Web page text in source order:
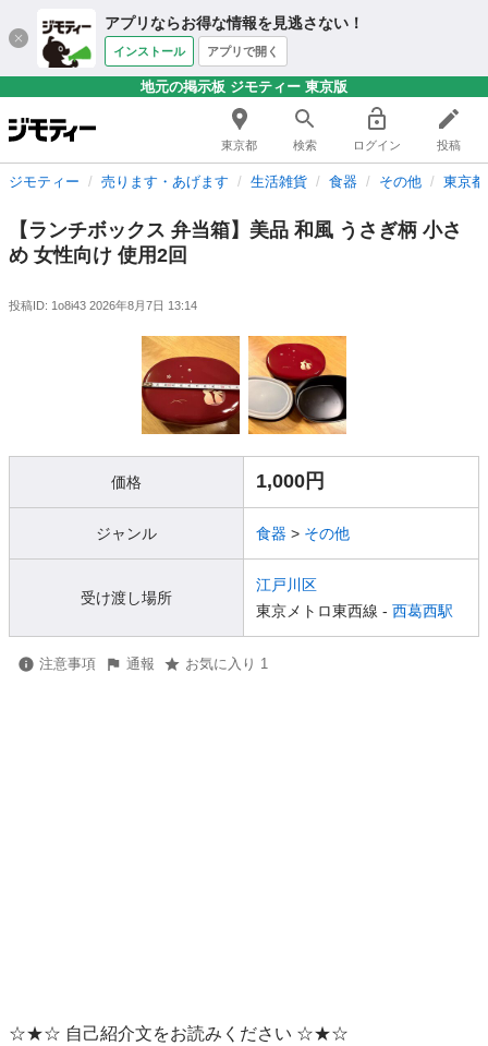
アプリならお得な情報を見逃さない！
インストール アプリで開く
地元の掲示板 ジモティー 東京版
東京都 検索 ログイン 投稿
ジモティー 売ります・あげます 生活雑貨 食器 その他 東京
【ランチボックス 弁当箱】美品 和風 うさぎ柄 小さ
め 女性向け 使用2回
投稿ID: 1o8i43 2026年8月7日 13:14
価格 1,000円
ジャンル 食器 > その他
受け渡し場所
江戸川区
東京メトロ東西線 - 西葛西駅
注意事項 通報 お気に入り 1
☆★☆ 自己紹介文をお読みください ☆★☆